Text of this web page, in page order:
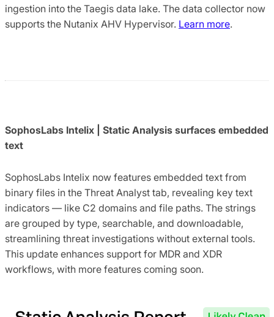
ingestion into the Taegis data lake. The data collector now
supports the Nutanix AHV Hypervisor. Learn more.
SophosLabs Intelix | Static Analysis surfaces embedded
text
SophosLabs Intelix now features embedded text from
binary files in the Threat Analyst tab, revealing key text
indicators — like C2 domains and file paths. The strings
are grouped by type, searchable, and downloadable,
streamlining threat investigations without external tools.
This update enhances support for MDR and XDR
workflows, with more features coming soon.